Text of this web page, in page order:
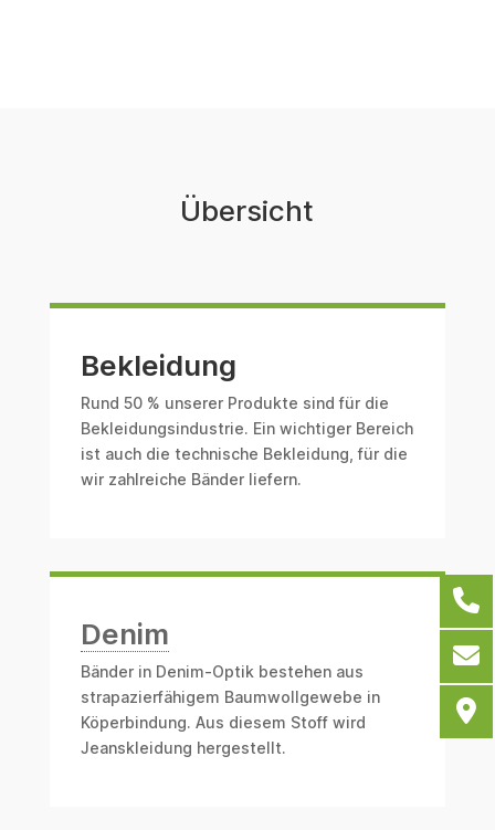
Übersicht
Bekleidung
Rund 50 % unserer Produkte sind für die
Bekleidungsindustrie. Ein wichtiger Bereich
ist auch die technische Bekleidung, für die
wir zahlreiche Bänder liefern.
Denim
Bänder in Denim-Optik bestehen aus
strapazierfähigem Baumwollgewebe in
Köperbindung. Aus diesem Stoff wird
Jeanskleidung hergestellt.